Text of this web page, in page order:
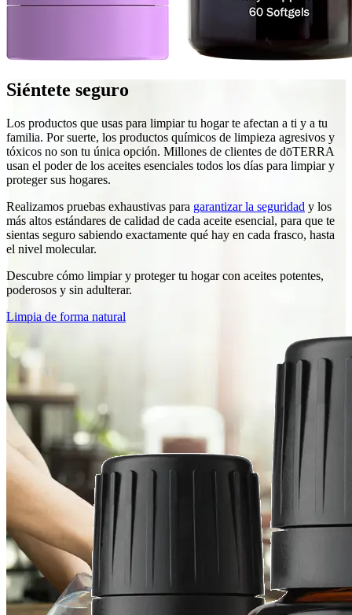
Siéntete seguro
Los productos que usas para limpiar tu hogar te afectan a ti y a tu
familia. Por suerte, los productos químicos de limpieza agresivos y
tóxicos no son tu única opción. Millones de clientes de dōTERRA
usan el poder de los aceites esenciales todos los días para limpiar y
proteger sus hogares.
Realizamos pruebas exhaustivas para garantizar la seguridad y los
más altos estándares de calidad de cada aceite esencial, para que te
sientas seguro sabiendo exactamente qué hay en cada frasco, hasta
el nivel molecular.
Descubre cómo limpiar y proteger tu hogar con aceites potentes,
poderosos y sin adulterar.
Limpia de forma natural